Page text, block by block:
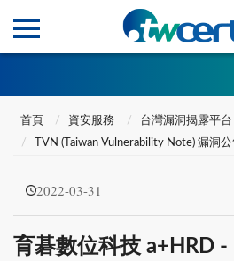
首頁 資安服務
台灣漏洞揭露平台
TVN (Taiwan Vulnerability Note) 漏洞
2022-03-31
育碁數位科技 a+HRD